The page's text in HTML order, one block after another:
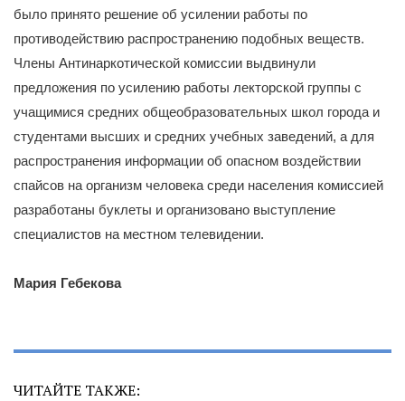
было принято решение об усилении работы по
противодействию распространению подобных веществ.
Члены Антинаркотической комиссии выдвинули
предложения по усилению работы лекторской группы с
учащимися средних общеобразовательных школ города и
студентами высших и средних учебных заведений, а для
распространения информации об опасном воздействии
спайсов на организм человека среди населения комиссией
разработаны буклеты и организовано выступление
специалистов на местном телевидении.
Мария Гебекова
ЧИТАЙТЕ ТАКЖЕ: